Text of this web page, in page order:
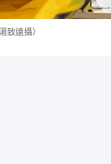
致遠攝）